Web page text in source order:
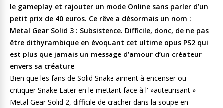
le gameplay et rajouter un mode Online sans parler d’un
petit prix de 40 euros. Ce rêve a désormais un nom :
Metal Gear Solid 3 : Subsistence. Difficile, donc, de ne pas
être dithyrambique en évoquant cet ultime opus PS2 qui
est plus que jamais un message d’amour d’un créateur
envers sa créature
Bien que les fans de Solid Snake aiment à encenser ou
critiquer Snake Eater en le mettant face à l' »auteurisant »
Metal Gear Solid 2, difficile de cracher dans la soupe en